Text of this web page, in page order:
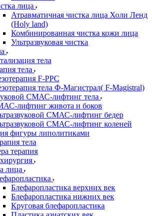
лица
Атравматичная чистка лица Холи Ленд
(Holy land)
Комбинированная чистка кожи лица
Ультразвуковая чистка
тела
тела
F-PPC
тела Ф-Магистрал( F-Magistral)
СМАС-лифтинг тела
лифтинг живота и боков
СМАС-лифтинг бедер
СМАС-лифтинг коленей
фигуры липолитиками
тела
терапия
лица
Блефаропластика верхних век
Блефаропластика нижних век
Круговая блефаропластика